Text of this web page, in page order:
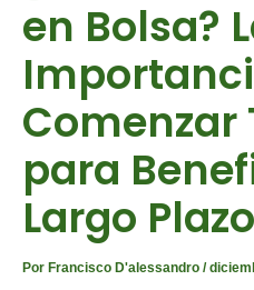
en Bolsa?
Comenzar
para
Largo Plazo
Por Francisco D'alessandro /